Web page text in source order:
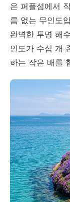
은 퍼플섬에서
름 없는 무인도
완벽한 투명 해
인도가 수십 개
하는 작은 배를